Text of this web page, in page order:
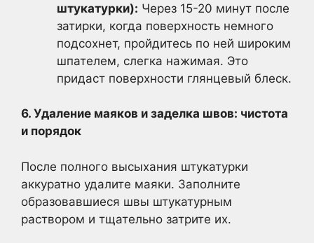
штукатурки): Через 15-20 минут после
затирки, когда поверхность немного
подсохнет, пройдитесь по ней широким
шпателем, слегка нажимая. Это
придаст поверхности глянцевый блеск.
6. Удаление маяков и заделка швов: чистота
и порядок
После полного высыхания штукатурки
аккуратно удалите маяки. Заполните
образовавшиеся швы штукатурным
раствором и тщательно затрите их.